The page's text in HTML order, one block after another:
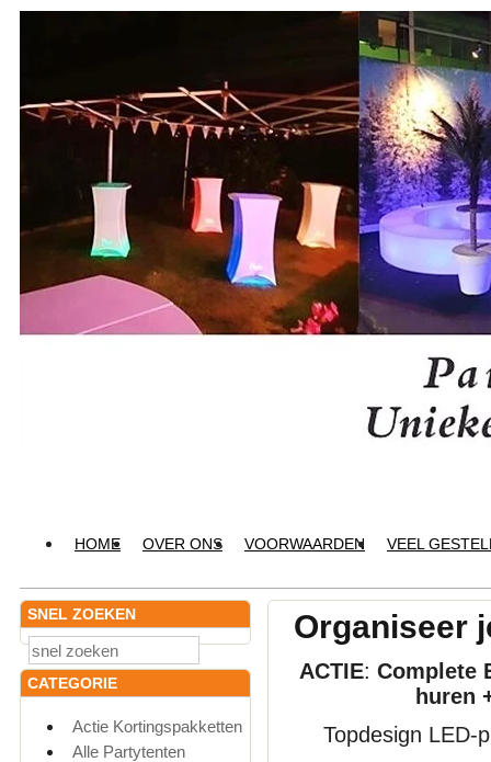
HOME OVER ONS VOORWAARDEN VEEL
SNEL ZOEKEN
CATEGORIE
Actie Kortingspakketten
Alle Partytenten
Organiseer
ACTIE: Complete
huren
Topdesign LED-